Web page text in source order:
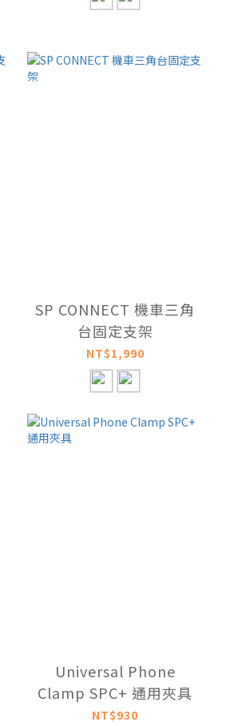
SP CONNECT 機車三角
台固定支架
NT$1,990
Universal Phone
Clamp SPC+ 通用夾具
NT$930